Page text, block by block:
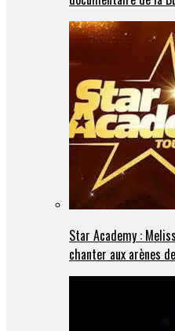
Star Academy :
chanter aux arènes